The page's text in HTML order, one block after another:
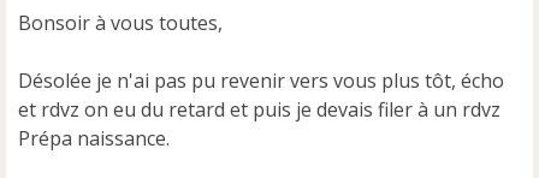
a
e
n
o
n
Bonsoir à vous toutes,
Désolée je n'ai pas pu revenir vers vous plus tôt, écho
et rdvz on eu du retard et puis je devais filer à un rdvz
Prépa naissance.